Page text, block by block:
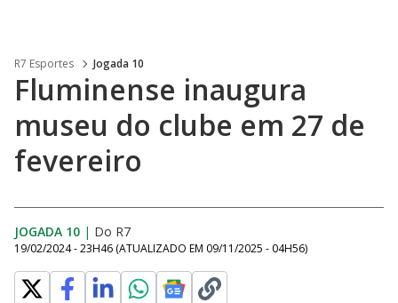
R7 Esportes Jogada 10
Fluminense inaugura
museu do clube em 27 de
fevereiro
JOGADA 10 | Do R7
19/02/2024 - 23H46 (ATUALIZADO EM 09/11/2025 - 04H56)